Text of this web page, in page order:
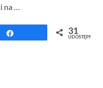
na …
31
UDOSTĘPNIEŃ